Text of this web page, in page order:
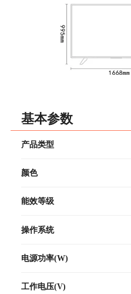
基本参数
产品类型
颜色
能效等级
操作系统
电源功率(W)
工作电压(V)